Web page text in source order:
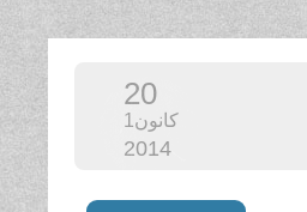
20
كانون1
2014